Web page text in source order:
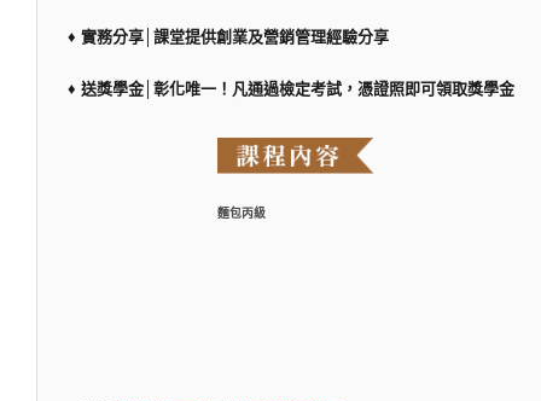
♦ 實務分享│課堂提供創業及營銷管理經驗分享
♦ 送獎學金│彰化唯一！凡通過檢定考試，憑證照即可領取獎學金
麵包丙級